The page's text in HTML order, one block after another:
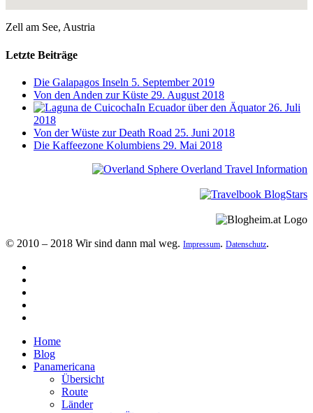
Zell am See, Austria
Letzte Beiträge
Die Galapagos Inseln 5. September 2019
Von den Anden zur Küste 29. August 2018
In Ecuador über den Äquator 26. Juli
2018
Von der Wüste zur Death Road 25. Juni 2018
Die Kaffeezone Kolumbiens 29. Mai 2018
© 2010 – 2018 Wir sind dann mal weg. Impressum. Datenschutz.
Home
Blog
Panamericana
Übersicht
Route
Länder